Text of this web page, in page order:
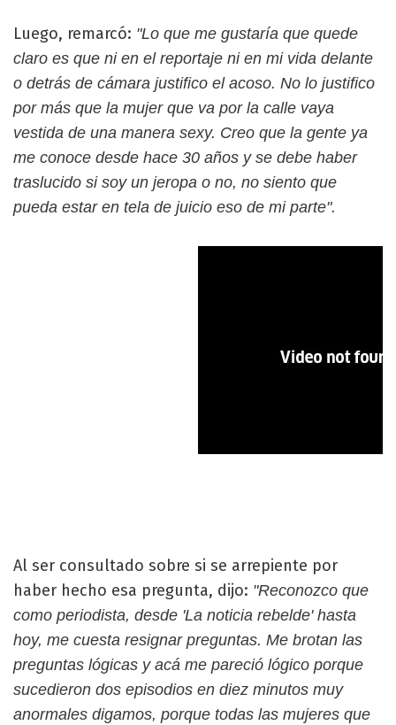
Luego, remarcó: "Lo que me gustaría que quede
claro es que ni en el reportaje ni en mi vida delante
o detrás de cámara justifico el acoso. No lo justifico
por más que la mujer que va por la calle vaya
vestida de una manera sexy. Creo que la gente ya
me conoce desde hace 30 años y se debe haber
traslucido si soy un jeropa o no, no siento que
pueda estar en tela de juicio eso de mi parte".
Al ser consultado sobre si se arrepiente por
haber hecho esa pregunta, dijo: "Reconozco que
como periodista, desde 'La noticia rebelde' hasta
hoy, me cuesta resignar preguntas. Me brotan las
preguntas lógicas y acá me pareció lógico porque
sucedieron dos episodios en diez minutos muy
anormales digamos, porque todas las mujeres que